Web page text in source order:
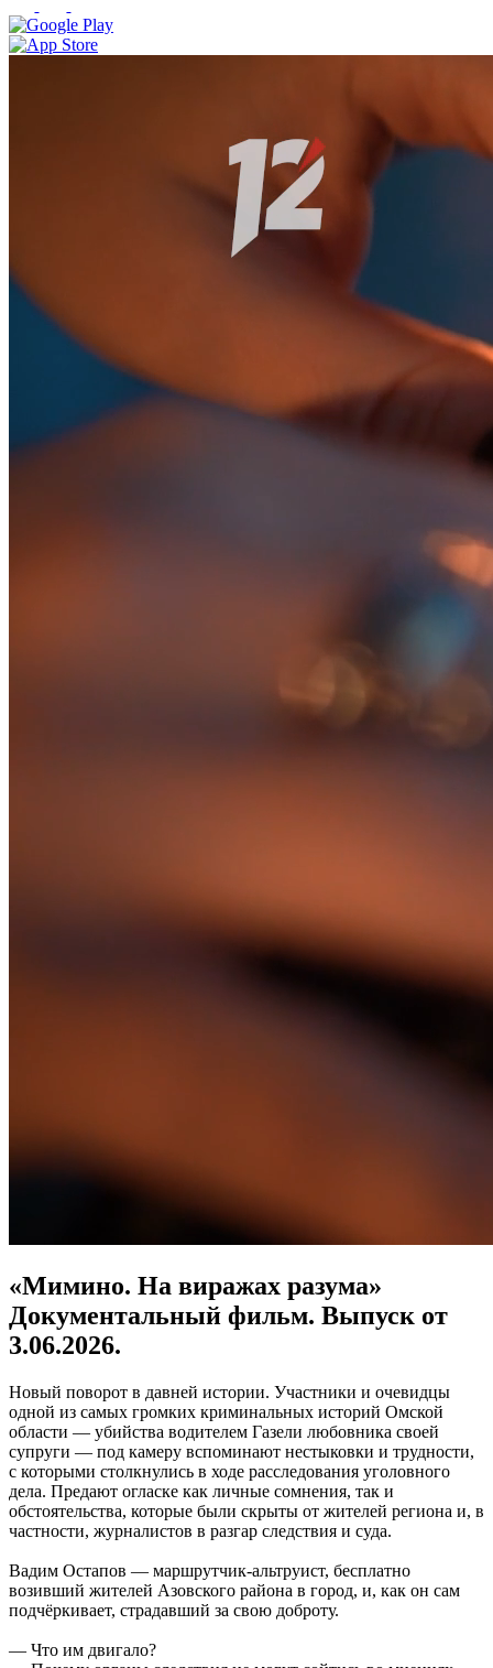
«Мимино. На виражах разума»
Документальный фильм. Выпуск от
3.06.2026.
Новый поворот в давней истории. Участники и очевидцы
одной из самых громких криминальных историй Омской
области — убийства водителем Газели любовника своей
супруги — под камеру вспоминают нестыковки и трудности,
с которыми столкнулись в ходе расследования уголовного
дела. Предают огласке как личные сомнения, так и
обстоятельства, которые были скрыты от жителей региона и, в
частности, журналистов в разгар следствия и суда.
Вадим Остапов — маршрутчик-альтруист, бесплатно
возивший жителей Азовского района в город, и, как он сам
подчёркивает, страдавший за свою доброту.
— Что им двигало?